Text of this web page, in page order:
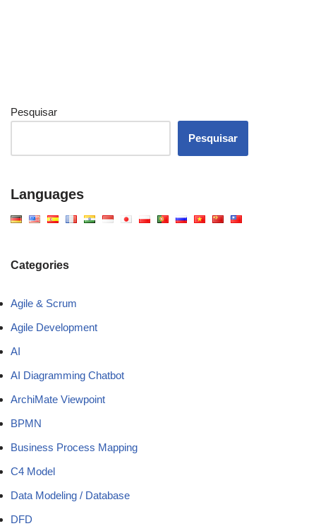
Pesquisar
Pesquisar
Languages
Categories
Agile & Scrum
Agile Development
AI
AI Diagramming Chatbot
ArchiMate Viewpoint
BPMN
Business Process Mapping
C4 Model
Data Modeling / Database
DFD